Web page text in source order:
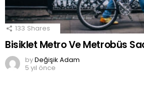
133 Shares
Bisiklet Metro Ve Metrobüs
byDeğişik Adam
5 yıl önce